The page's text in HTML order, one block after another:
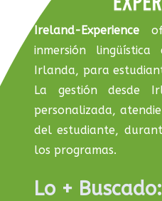
Ireland-Experience
inmersión
Irlanda, para
La gestión desde
personalizada,
del estudiante,
los programas.
Lo + Buscado: